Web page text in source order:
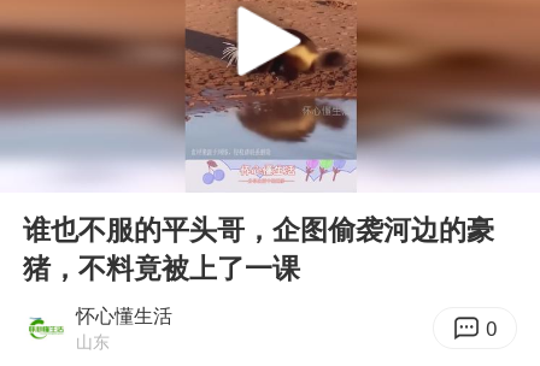
逃犯看演唱会 刚出地铁就被逮住
弹药库存告急 美军补货难
台风白海豚或在华东沿海登陆
《Monica》填词人黎彼得去世
38岁山东财大教授刘海明逝世
Play
00:00 00:12
谁也不服的平头哥，企图偷袭河边的豪
猪，不料竟被上了一课
怀心懂生活
山东 0